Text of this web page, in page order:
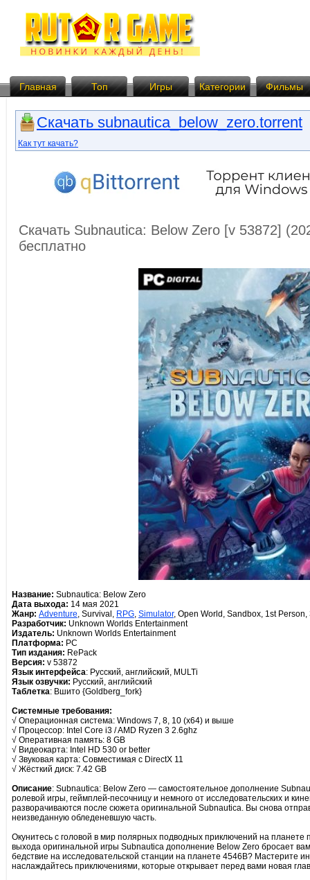
Главная Топ Игры Категории Фильмы
Скачать subnautica_below_zero.torrent
Как тут качать?
Скачать Subnautica: Below Zero [v 53872]
бесплатно
Название: Subnautica: Below Zero
Дата выхода: 14 мая 2021
Жанр: Adventure, Survival, RPG, Simulator, Open World, Sandbox, 1st Person,
Разработчик: Unknown Worlds Entertainment
Издатель: Unknown Worlds Entertainment
Платформа: PC
Тип издания: RePack
Версия: v 53872
Язык интерфейса: Русский, английский, MULTi
Язык озвучки: Русский, английский
Таблетка: Вшито {Goldberg_fork}
Системные требования:
√ Операционная система: Windows 7, 8, 10 (x64) и выше
√ Процессор: Intel Core i3 / AMD Ryzen 3 2.6ghz
√ Оперативная память: 8 GB
√ Видеокарта: Intel HD 530 or better
√ Звуковая карта: Совместимая с DirectX 11
√ Жёсткий диск: 7.42 GB
Описание: Subnautica: Below Zero — самостоятельное дополнение
ролевой игры, геймплей-песочницу и немного от исследовательских и
разворачиваются после сюжета оригинальной Subnautica. Вы снова
неизведанную обледеневшую часть.
Окунитесь с головой в мир полярных подводных приключений на
выхода оригинальной игры Subnautica дополнение Below Zero бросает
бедствие на исследовательской станции на планете 4546B? Мастерите
наслаждайтесь приключениями, которые открывает перед вами новая